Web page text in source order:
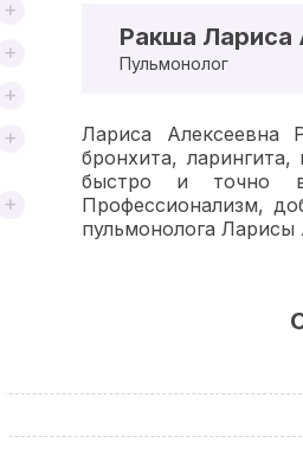
Ракша Лариса
Пульмонолог
Лариса Алексеевна
бронхита,
быстро и точно
Профессионализм,
пульмонолога Ларисы